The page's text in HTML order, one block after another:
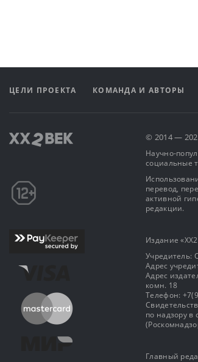
ЦЕЛИ ПРОЕКТА КОМАНДА И АВТОРЫ
© 2014 —
Научно-
социальные
перевод,
активной
редакции.
Издание
Учредитель:
Адрес
Адрес
комн. 18
Телефон:
по надзору
Главный